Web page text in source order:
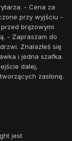
- Cena za
przy wyjściu -
brązowymi
- Zapraszam do
Znalazłeś się
i jedna szafka.
dalej,
zasłonę.
jest